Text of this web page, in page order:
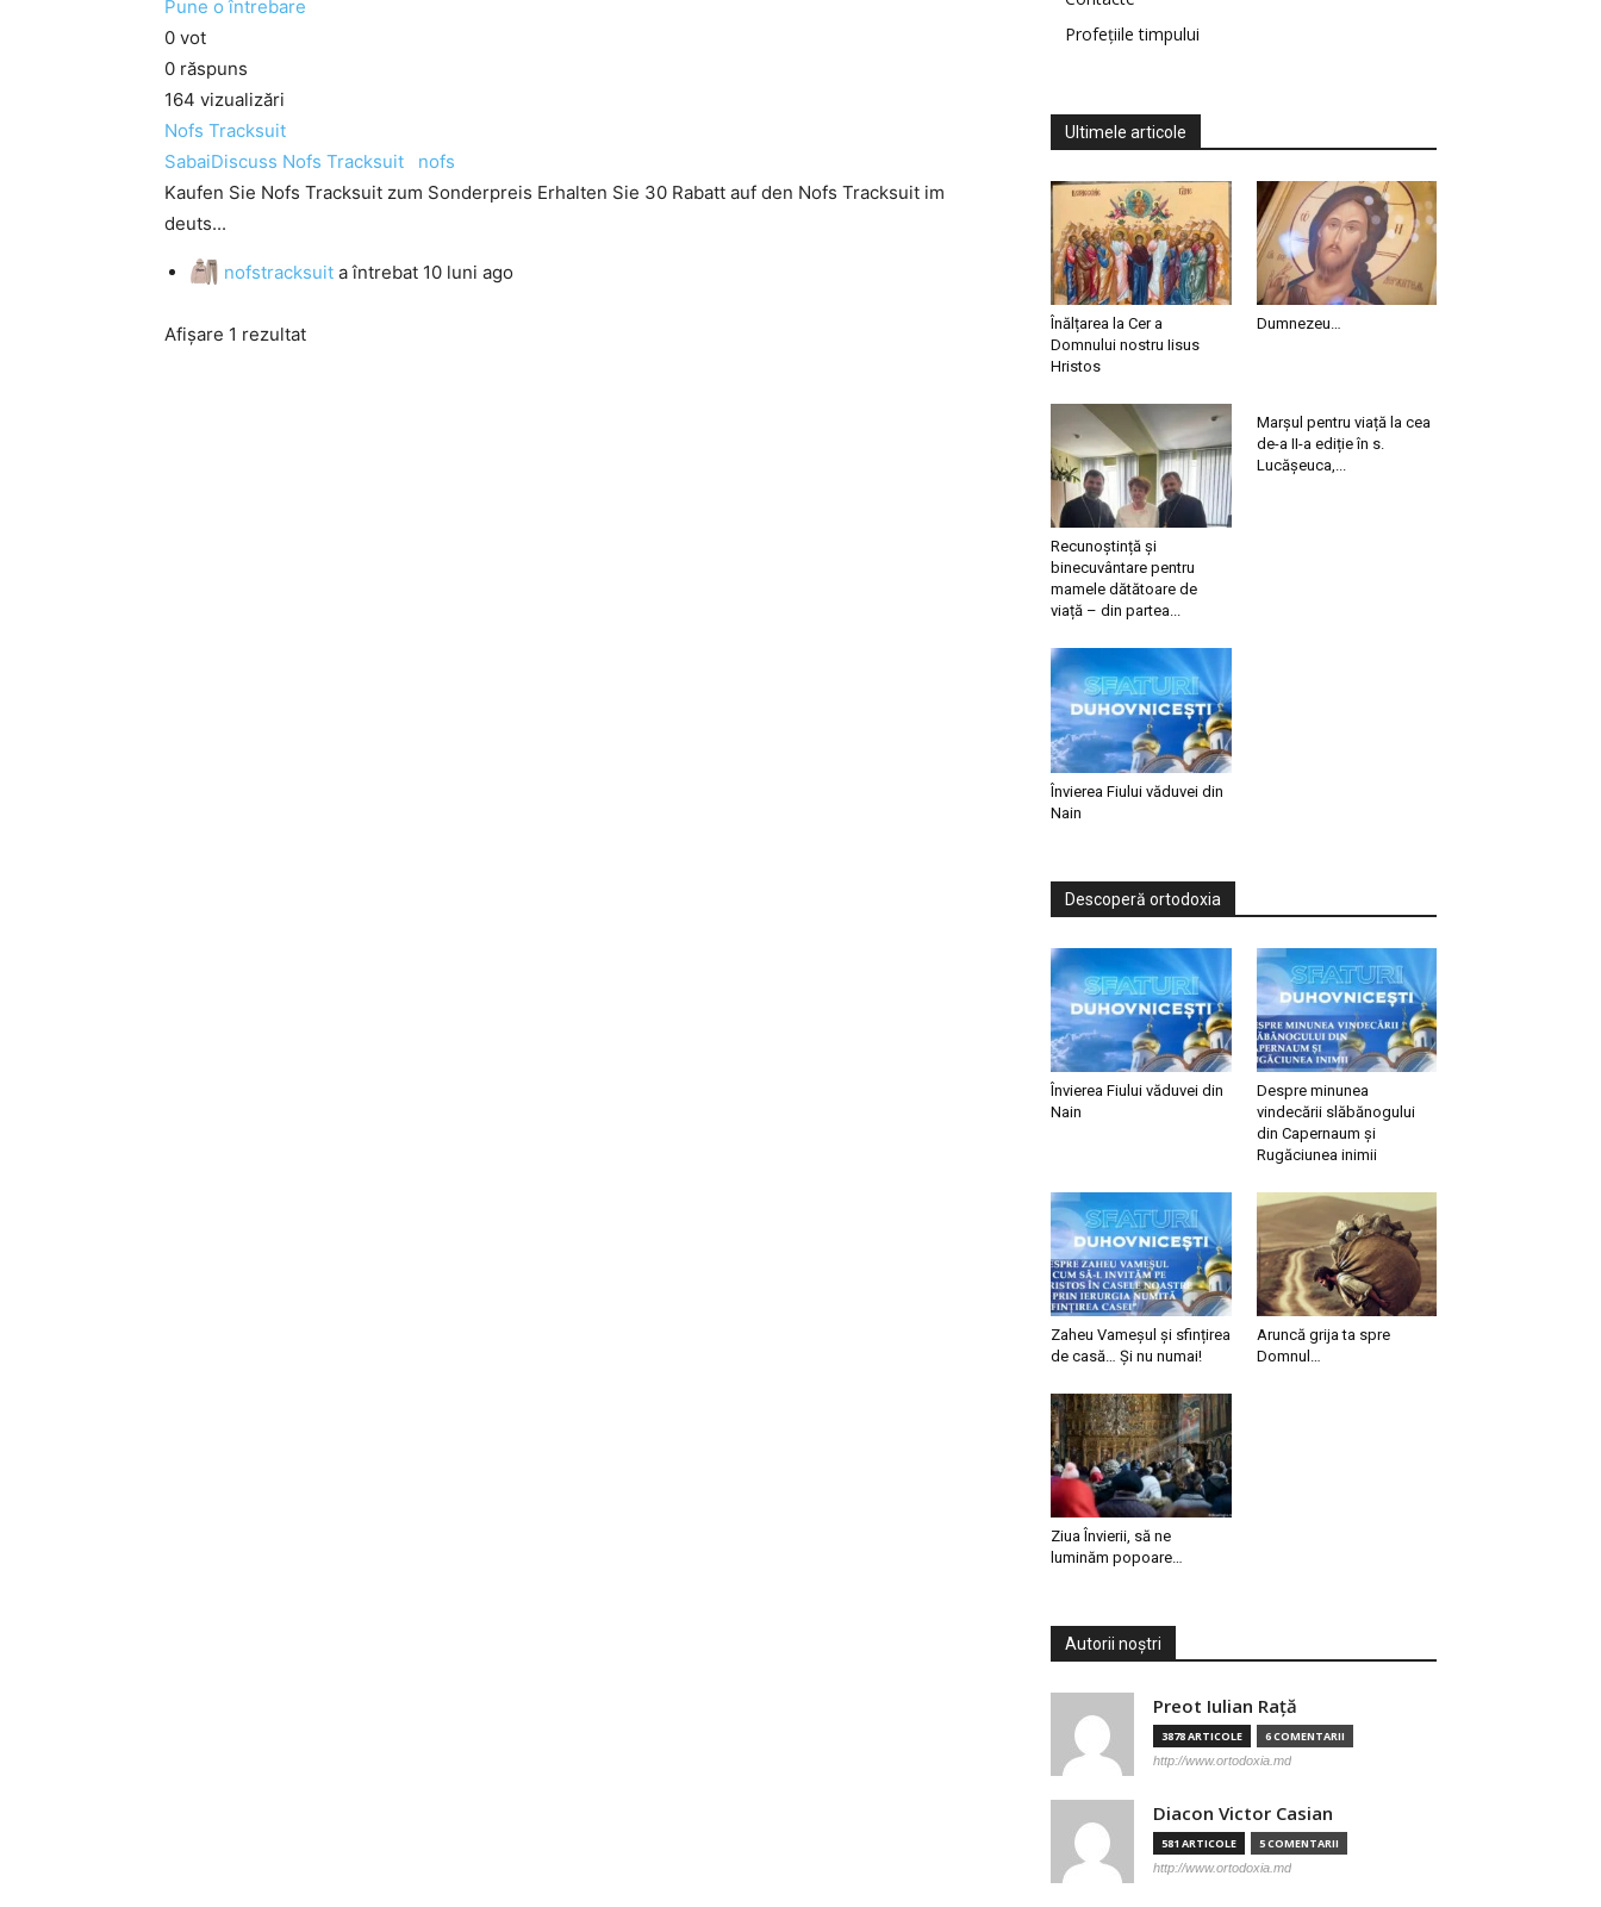
Pune o întrebare
0 vot
0 răspuns
164 vizualizări
Nofs Tracksuit
SabaiDiscuss Nofs Tracksuit
nofs
Kaufen Sie Nofs Tracksuit zum Sonderpreis Erhalten Sie 30 Rabatt auf den Nofs Tracksuit im
deuts...
nofstracksuit a întrebat 10 luni ago
Afișare 1 rezultat
Profețiile timpului
Ultimele articole
Înălțarea la Cer a
Domnului nostru Iisus
Hristos
Dumnezeu…
Recunoștință și
binecuvântare pentru
mamele dătătoare de
viață – din partea...
Marșul pentru viață la cea
de-a II-a ediție în s.
Lucășeuca,...
Învierea Fiului văduvei din
Nain
Descoperă ortodoxia
Învierea Fiului văduvei din
Nain
Despre minunea
vindecării slăbănogului
din Capernaum și
Rugăciunea inimii
Zaheu Vameșul și sfințirea
de casă… Și nu numai!
Aruncă grija ta spre
Domnul…
Ziua Învierii, să ne
luminăm popoare…
Autorii noștri
Preot Iulian Raţă
3878 ARTICOLE 6 COMENTARII
http://www.ortodoxia.md
Diacon Victor Casian
581 ARTICOLE 5 COMENTARII
http://www.ortodoxia.md